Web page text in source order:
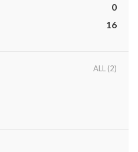
0
16
ALL (2)